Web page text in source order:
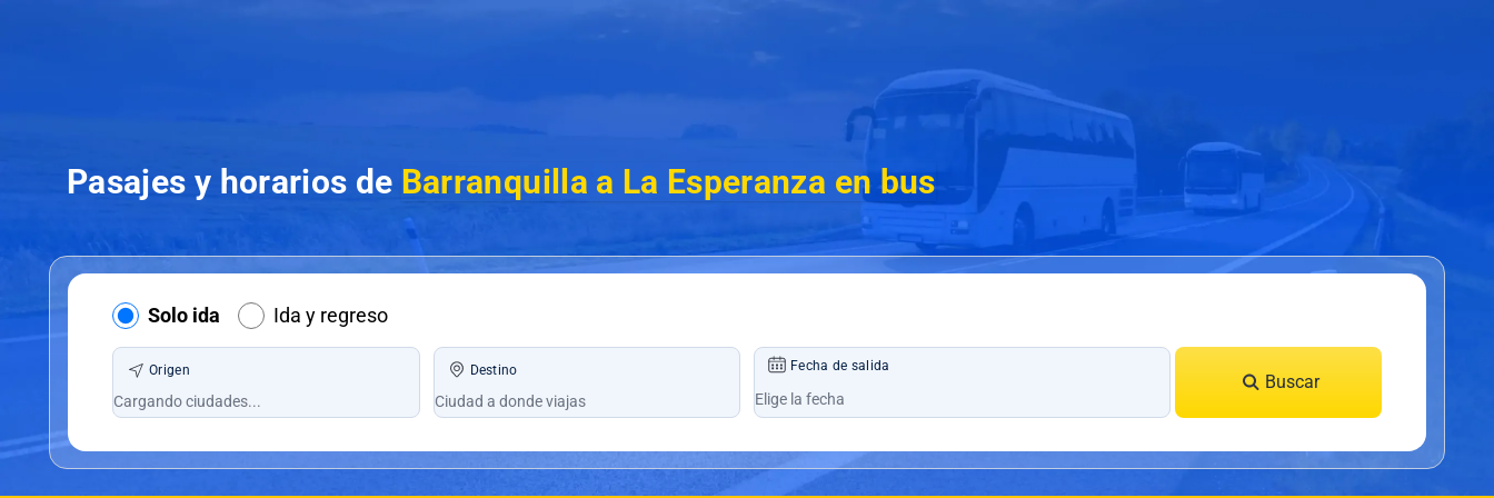
Pasajes y horarios de Barranquilla a La Esperanza en bus
Solo ida Ida y regreso
Origen Destino Fecha de salida
Buscar